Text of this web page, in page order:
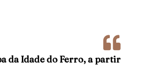
da Idade do Ferro, a partir